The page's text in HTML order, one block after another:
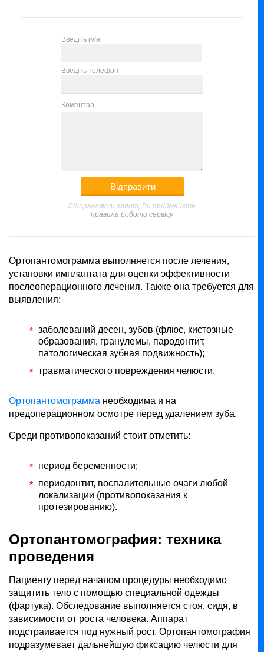
Введіть ім'я
Введіть телефон
Коментар
Відправляючи запит, Ви приймаиєте
правила роботи сервісу
Ортопантомограмма выполняется после лечения,
установки имплантата для оценки эффективности
послеоперационного лечения. Также она требуется для
выявления:
заболеваний десен, зубов (флюс, кистозные
образования, гранулемы, пародонтит,
патологическая зубная подвижность);
травматического повреждения челюсти.
Ортопантомограмма необходима и на
предоперационном осмотре перед удалением зуба.
Среди противопоказаний стоит отметить:
период беременности;
периодонтит, воспалительные очаги любой
локализации (противопоказания к
протезированию).
Ортопантомография: техника
проведения
Пациенту перед началом процедуры необходимо
защитить тело с помощью специальной одежды
(фартука). Обследование выполняется стоя, сидя, в
зависимости от роста человека. Аппарат
подстраивается под нужный рост. Ортопантомография
подразумевает дальнейшую фиксацию челюсти для